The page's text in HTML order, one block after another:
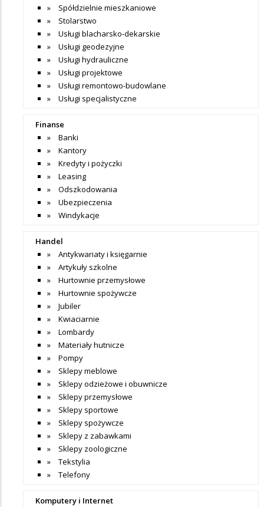
Spółdzielnie mieszkaniowe
Stolarstwo
Usługi blacharsko-dekarskie
Usługi geodezyjne
Usługi hydrauliczne
Usługi projektowe
Usługi remontowo-budowlane
Usługi specjalistyczne
Finanse
Banki
Kantory
Kredyty i pożyczki
Leasing
Odszkodowania
Ubezpieczenia
Windykacje
Handel
Antykwariaty i księgarnie
Artykuły szkolne
Hurtownie przemysłowe
Hurtownie spożywcze
Jubiler
Kwiaciarnie
Lombardy
Materiały hutnicze
Pompy
Sklepy meblowe
Sklepy odzieżowe i obuwnicze
Sklepy przemysłowe
Sklepy sportowe
Sklepy spożywcze
Sklepy z zabawkami
Sklepy zoologiczne
Tekstylia
Telefony
Komputery i Internet